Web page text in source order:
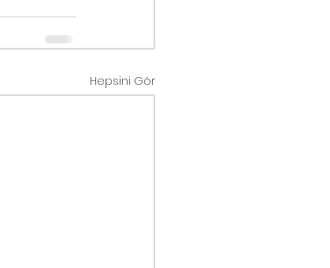
Hepsini Gör